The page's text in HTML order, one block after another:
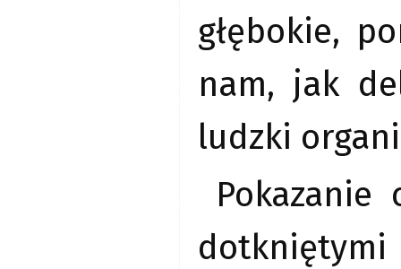
głębokie,
nam, jak
ludzki
Pokazanie